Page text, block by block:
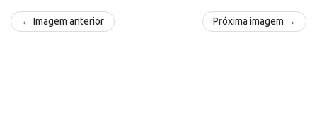
← Imagem anterior Próxima imagem →